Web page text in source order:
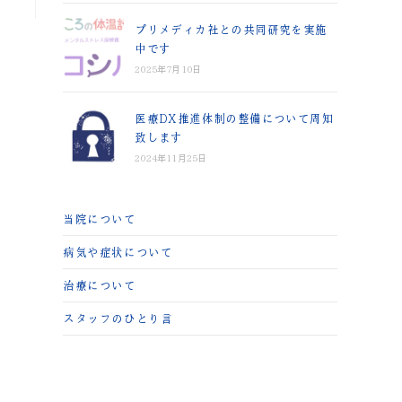
プリメディカ社との共同研究を実施
中です
2025年7月10日
医療DX推進体制の整備について周知
致します
2024年11月25日
当院について
病気や症状について
治療について
スタッフのひとり言